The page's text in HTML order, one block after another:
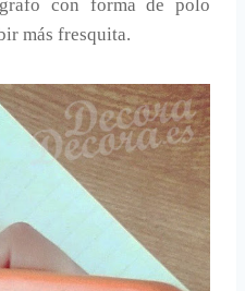
con forma de polo
más fresquita.